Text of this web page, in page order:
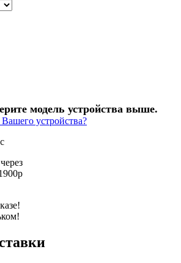
модель устройства выше.
устройства?